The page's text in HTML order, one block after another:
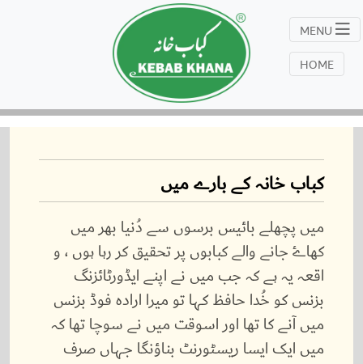
MENU
HOME
کباب خانہ کے بارے میں
میں پچھلے بائیس برسوں سے دُنیا بھر میں
کھاۓ جانے والے کبابوں پر تحقیق کر رہا ہوں ، و
اقعہ یہ ہے کہ جب میں نے اپنے ایڈورٹائزنگ
بزنس کو خُدا حافظ کہا تو میرا ارادہ فوڈ بزنس
میں آنے کا تھا اور اسوقت میں نے سوچا تھا کہ
میں ایک ایسا ریسٹورنٹ بناؤنگا جہاں صرف